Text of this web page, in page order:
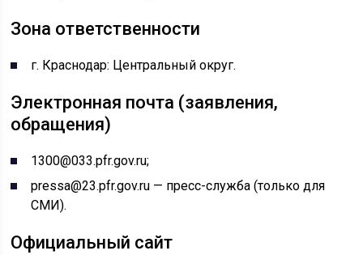
Зона ответственности
г. Краснодар: Центральный округ.
Электронная почта (заявления,
обращения)
1300@033.pfr.gov.ru;
pressa@23.pfr.gov.ru — пресс-служба (только для
СМИ).
Официальный сайт